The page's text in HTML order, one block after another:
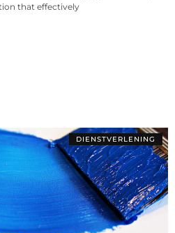
that effectively
DIENSTVERLENING